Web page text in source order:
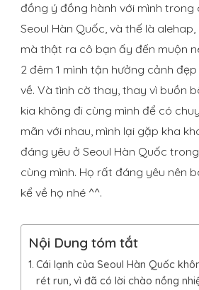
đồng ý đồng hành với mình trong
Seoul Hàn Quốc, và thế là alehap,
mà thật ra cô bạn ấy đến muộn
2 đêm 1 mình tận hưởng cảnh
về. Và tình cờ thay, thay vì buồn
kia không đi cùng mình để có
mãn với nhau, mình lại gặp kha
đáng yêu ở Seoul Hàn Quốc
cùng mình. Họ rất đáng yêu nên
kể về họ nhé ^^.
Nội Dung tóm tắt
Cái lạnh của Seoul Hàn Quốc
rét run, vì đã có lời chào nồng